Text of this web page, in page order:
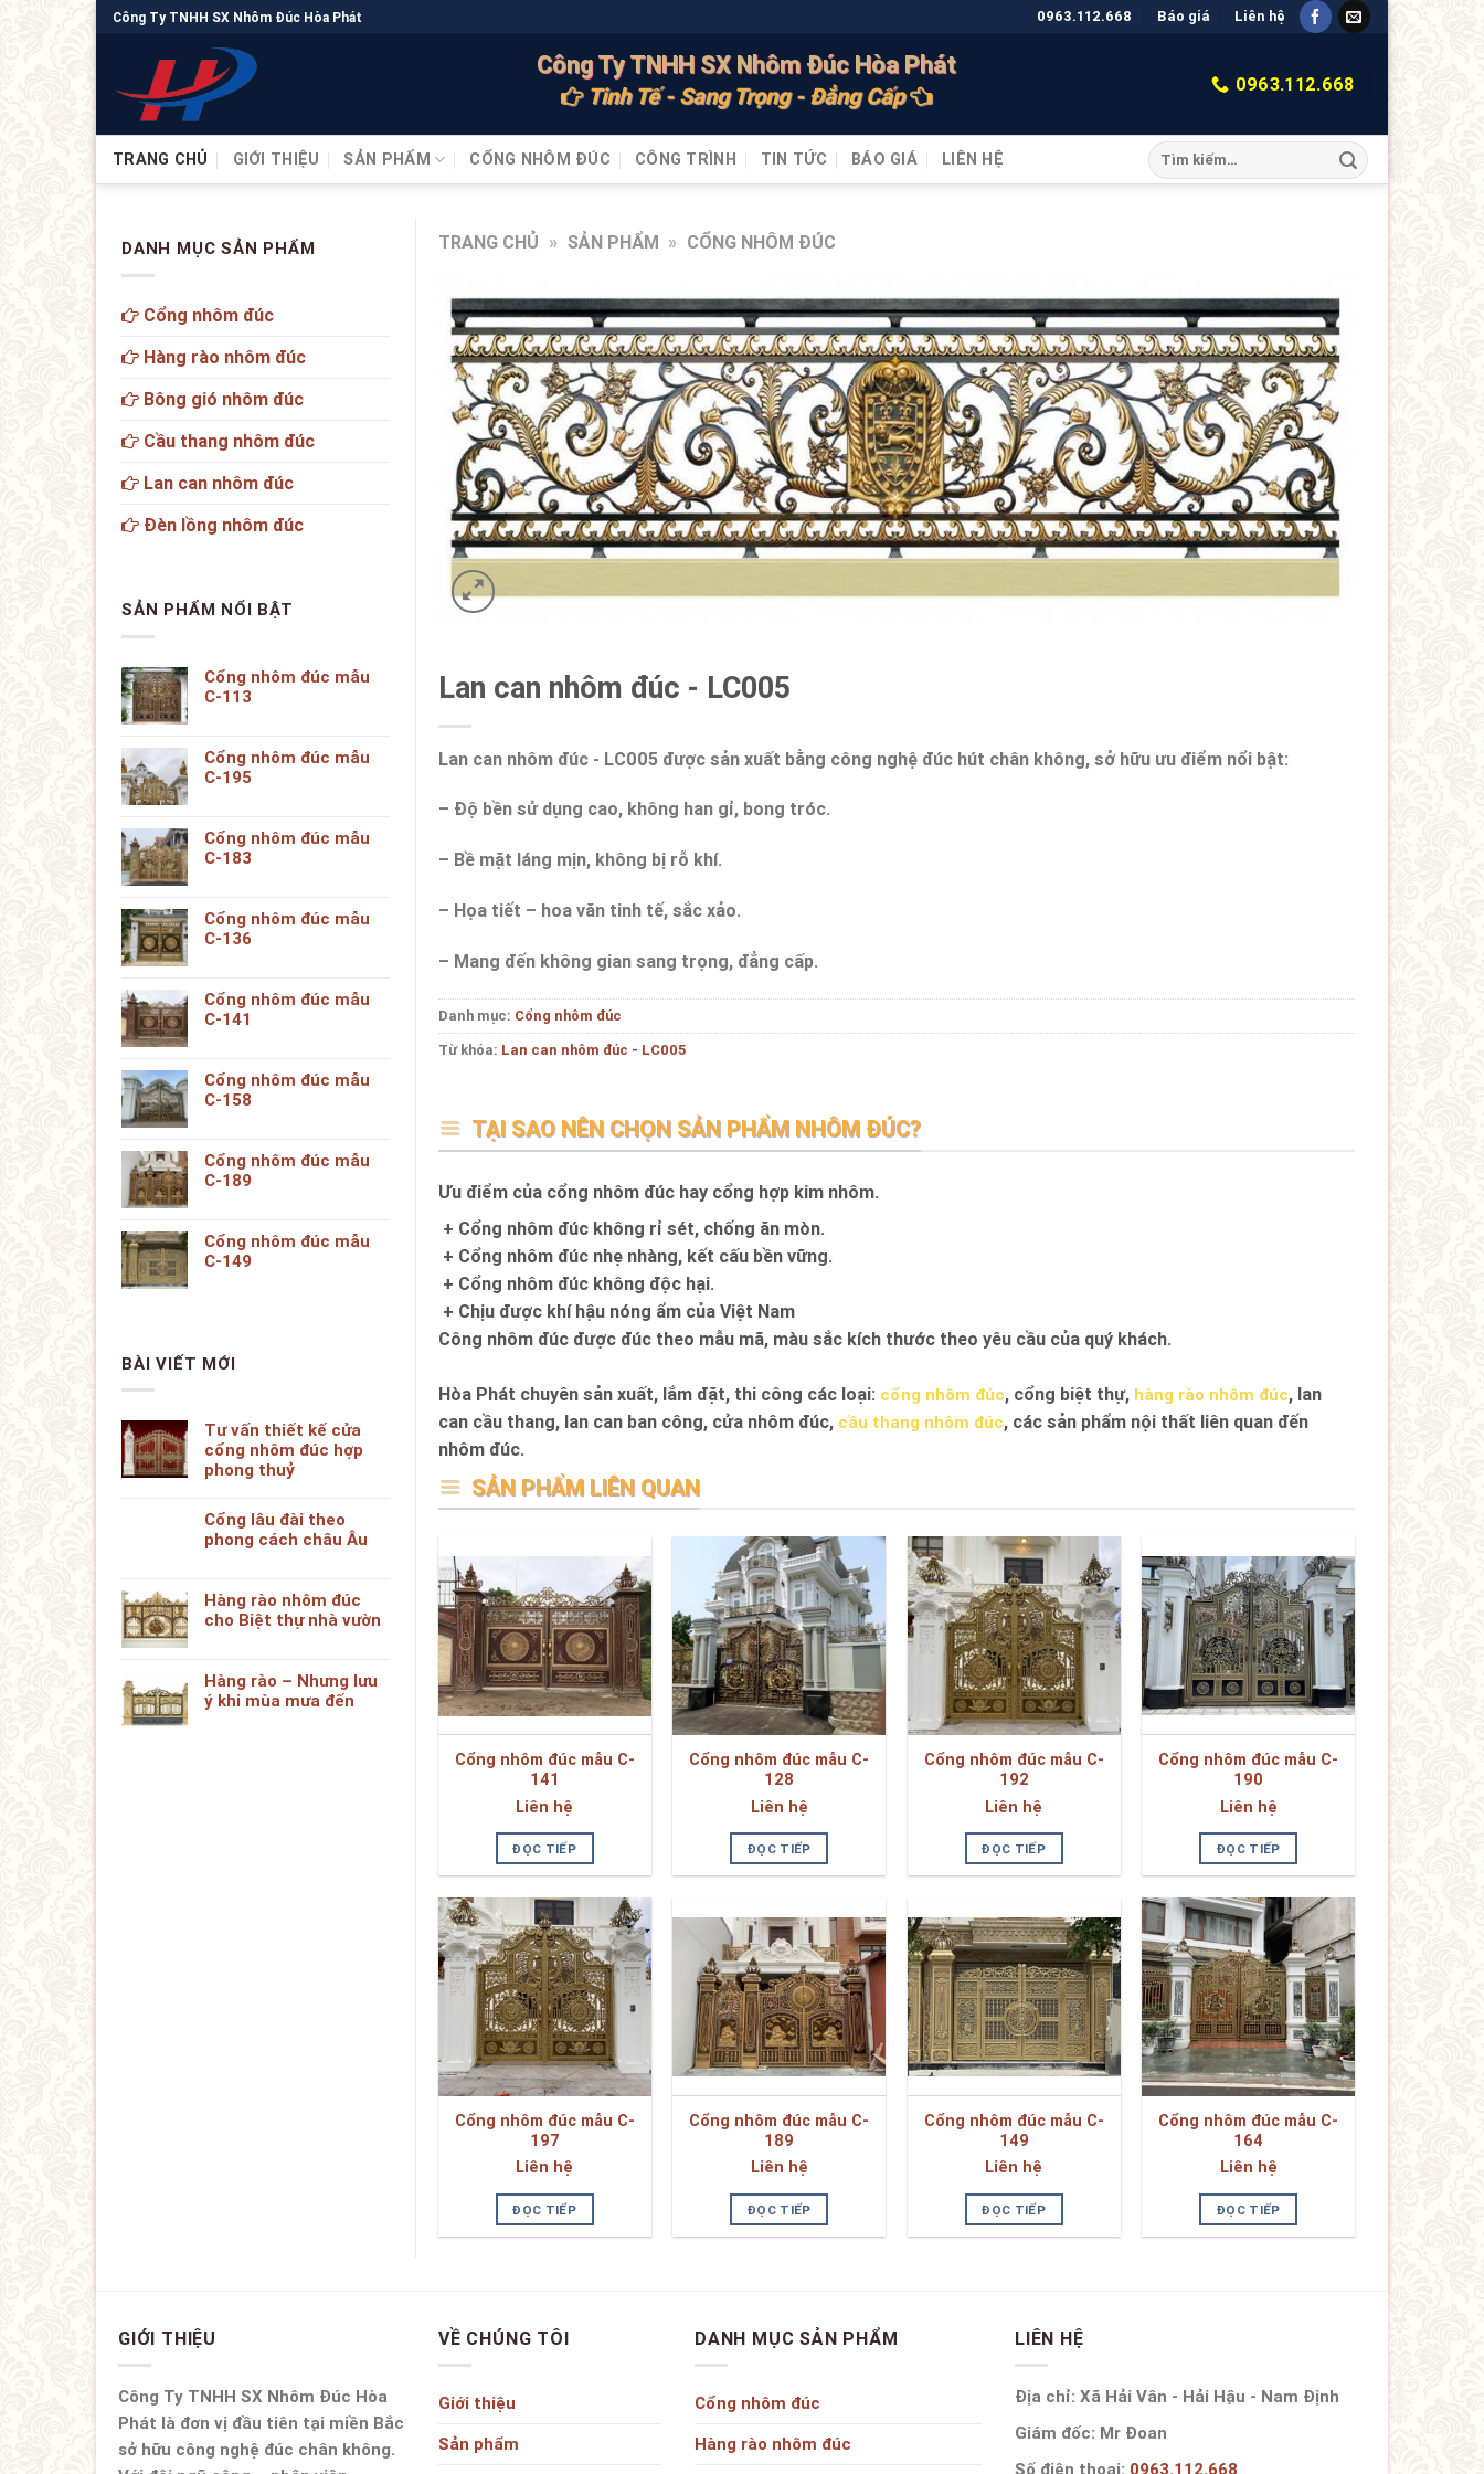
Công Ty TNHH SX Nhôm Đúc Hòa Phát 0963.112.668 Báo giá Liên hệ
Công Ty TNHH SX Nhôm Đúc Hòa Phát
Tinh Tế - Sang Trọng - Đẳng Cấp 0963.112.668
TRANG CHỦ GIỚI THIỆU SẢN PHẨM CỔNG NHÔM ĐÚC CÔNG TRÌNH TIN TỨC BÁO GIÁ LIÊN HỆ
TRANG CHỦ » SẢN PHẨM » CỔNG NHÔM ĐÚC
Lan can nhôm đúc - LC005
Lan can nhôm đúc - LC005 được sản xuất bằng công nghệ đúc hút chân không, sở hữu ưu điểm nổi bật:
– Độ bền sử dụng cao, không han gỉ, bong tróc.
– Bề mặt láng mịn, không bị rỗ khí.
– Họa tiết – hoa văn tinh tế, sắc xảo.
– Mang đến không gian sang trọng, đẳng cấp.
Danh mục: Cổng nhôm đúc
Từ khóa: Lan can nhôm đúc - LC005
TẠI SAO NÊN CHỌN SẢN PHẨM NHÔM ĐÚC?
Ưu điểm của cổng nhôm đúc hay cổng hợp kim nhôm.
+ Cổng nhôm đúc không rỉ sét, chống ăn mòn.
+ Cổng nhôm đúc nhẹ nhàng, kết cấu bền vững.
+ Cổng nhôm đúc không độc hại.
+ Chịu được khí hậu nóng ẩm của Việt Nam
Công nhôm đúc được đúc theo mẫu mã, màu sắc kích thước theo yêu cầu của quý khách.
Hòa Phát chuyên sản xuất, lắm đặt, thi công các loại: cổng nhôm đúc, cổng biệt thự, hàng rào nhôm đúc, lan
can cầu thang, lan can ban công, cửa nhôm đúc, cầu thang nhôm đúc, các sản phẩm nội thất liên quan đến
nhôm đúc.
SẢN PHẨM LIÊN QUAN
Cổng nhôm đúc mẫu C-
141
Liên hệ
ĐỌC TIẾP
Cổng nhôm đúc mẫu C-
128
Liên hệ
ĐỌC TIẾP
Cổng nhôm đúc mẫu C-
192
Liên hệ
ĐỌC TIẾP
Cổng nhôm đúc mẫu C-
190
Liên hệ
ĐỌC TIẾP
Cổng nhôm đúc mẫu C-
197
Liên hệ
ĐỌC TIẾP
Cổng nhôm đúc mẫu C-
189
Liên hệ
ĐỌC TIẾP
Cổng nhôm đúc mẫu C-
149
Liên hệ
ĐỌC TIẾP
Cổng nhôm đúc mẫu C-
164
Liên hệ
ĐỌC TIẾP
DANH MỤC SẢN PHẨM
Cổng nhôm đúc
Hàng rào nhôm đúc
Bông gió nhôm đúc
Cầu thang nhôm đúc
Lan can nhôm đúc
Đèn lồng nhôm đúc
SẢN PHẨM NỔI BẬT
Cổng nhôm đúc mẫu
C-113
Cổng nhôm đúc mẫu
C-195
Cổng nhôm đúc mẫu
C-183
Cổng nhôm đúc mẫu
C-136
Cổng nhôm đúc mẫu
C-141
Cổng nhôm đúc mẫu
C-158
Cổng nhôm đúc mẫu
C-189
Cổng nhôm đúc mẫu
C-149
BÀI VIẾT MỚI
Tư vấn thiết kế cửa
cổng nhôm đúc hợp
phong thuỷ
Cổng lâu đài theo
phong cách châu Âu
Hàng rào nhôm đúc
cho Biệt thự nhà vườn
Hàng rào – Nhưng lưu
ý khi mùa mưa đến
GIỚI THIỆU
Công Ty TNHH SX Nhôm Đúc Hòa
Phát là đơn vị đầu tiên tại miền Bắc
sở hữu công nghệ đúc chân không.
VỀ CHÚNG TÔI
Giới thiệu
Sản phẩm
DANH MỤC SẢN PHẨM
Cổng nhôm đúc
Hàng rào nhôm đúc
LIÊN HỆ
Địa chỉ: Xã Hải Vân - Hải Hậu - Nam Định
Giám đốc: Mr Đoan
Số điện thoại: 0963.112.668